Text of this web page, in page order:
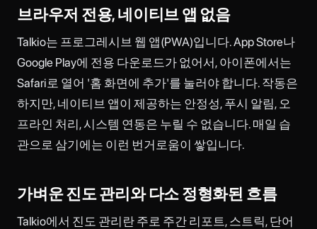
브라우저 전용, 네이티브 앱 없음
Talkio는 프로그레시브 웹 앱(PWA)입니다. App Store나
Google Play에 전용 다운로드가 없어서, 아이폰에서는
Safari로 열어 '홈 화면에 추가'를 눌러야 합니다. 작동은
하지만, 네이티브 앱이 제공하는 안정성, 푸시 알림, 오
프라인 처리, 시스템 연동은 누릴 수 없습니다. 매일 습
관으로 삼기에는 이런 번거로움이 쌓입니다.
가벼운 진도 관리와 다소 정형화된 흐름
Talkio에서 진도 관리란 주로 주간 리포트, 스트릭, 단어